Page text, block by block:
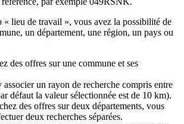
« lieu de travail », vous avez la possibilité de
un département, une région, un pays ou
des offres sur une commune et ses
associer un rayon de recherche compris entre
défaut la valeur sélectionnée est de 10 km).
des offres sur deux départements, vous
deux recherches séparées.